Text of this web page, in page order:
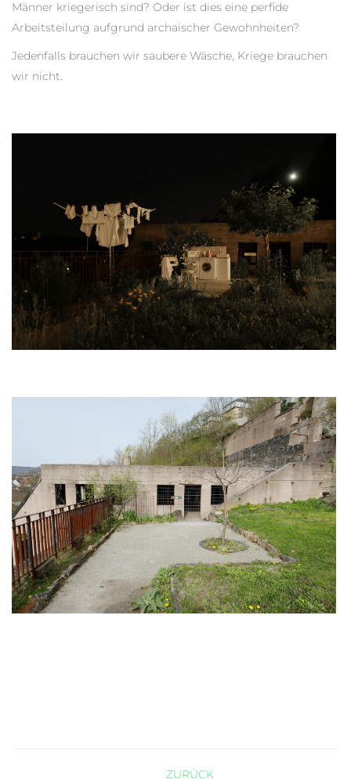
Männer kriegerisch sind? Oder ist dies eine perfide
Arbeitsteilung aufgrund archaischer Gewohnheiten?
Jedenfalls brauchen wir saubere Wäsche, Kriege brauchen
wir nicht.
ZURÜCK